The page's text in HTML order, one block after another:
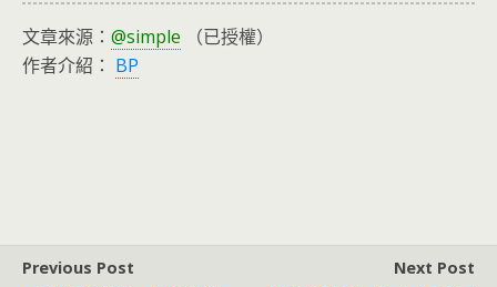
文章來源： @simple （已授權）
作者介紹： BP
Previous Post
Next Post